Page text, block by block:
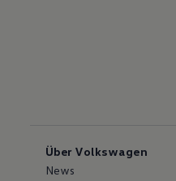
Über Volkswagen
News